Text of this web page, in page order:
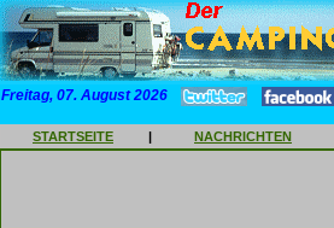
Freitag, 07. August 2026
STARTSEITE | NACHRICHTEN